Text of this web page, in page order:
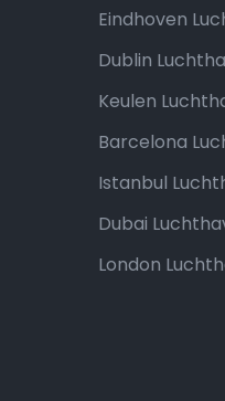
Eindhoven
Dublin
Keulen
Barcelona
Istanbul
Dubai
London